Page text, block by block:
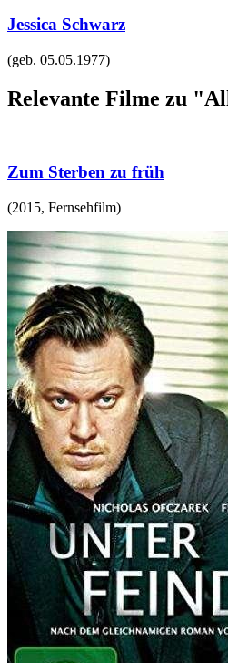
Jessica Schwarz
(geb. 05.05.1977)
Relevante Filme zu
Zum Sterben zu früh
(2015, Fernsehfilm)